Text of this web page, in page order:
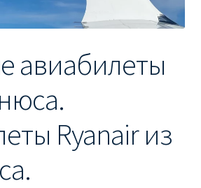
авиабилеты
Ryanair из